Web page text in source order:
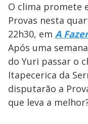
O clima promete
Provas nesta
22h30, em A
Após uma
do Yuri passar o
Itapecerica da
disputarão a
que leva a